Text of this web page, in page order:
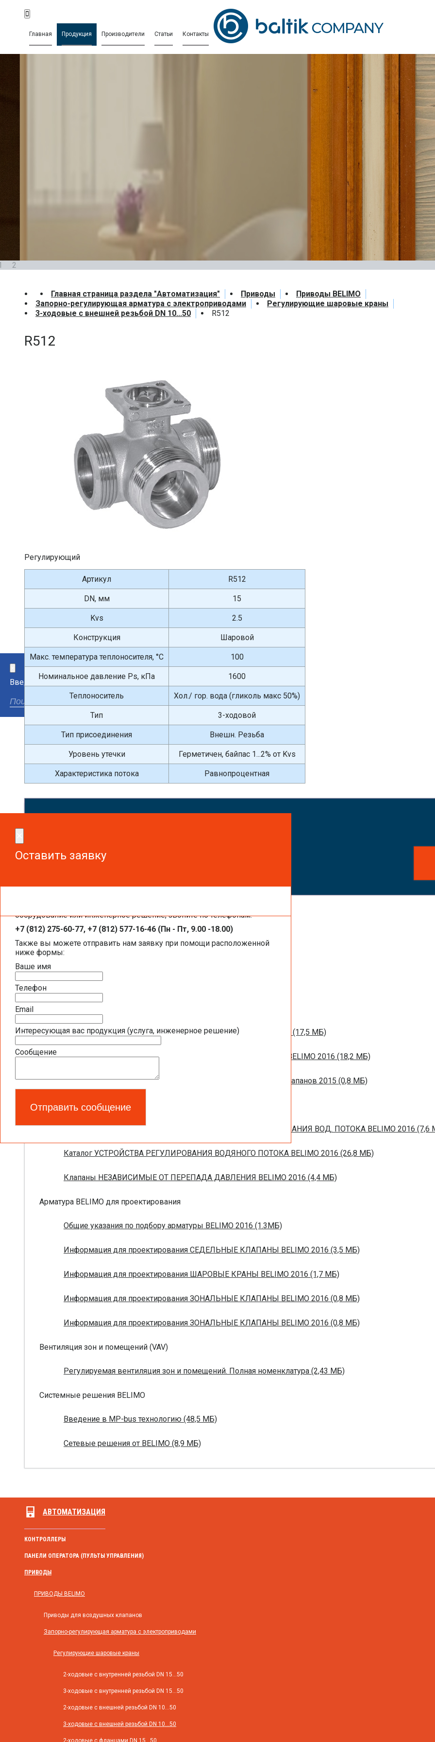
Главная Продукция Производители Статьи Контакты
Введите поисковый запрос
2
Главная страница раздела "Автоматизация" Приводы
Приводы BELIMO
Запорно-регулирующая арматура с электроприводами
Регулирующие шаровые краны
3-ходовые с внешней резьбой DN 10...50
R512
R512
Регулирующий
Артикул R512
DN, мм 15
Kvs 2.5
Конструкция Шаровой
Макс. температура теплоносителя, °С 100
Номинальное давление Ps, кПа 1600
Теплоноситель Хол./ гор. вода (гликоль макс 50%)
Тип 3-ходовой
Тип присоединения Внешн. Резьба
Уровень утечки Герметичен, байпас 1...2% от Kvs
Характеристика потока Равнопроцентная
Оставить заявку
оборудование или инженерное решение, звоните по телефонам:
+7 (812) 275-60-77, +7 (812) 577-16-46 (Пн - Пт, 9.00 -18.00)
Также вы можете отправить нам заявку при помощи расположенной
ниже формы:
Ваше имя
Телефон
Email
Интересующая вас продукция (услуга, инженерное решение)
Сообщение
Оставить заявку
Общая информация BELIMO
Полная номенклатура продукции BELIMO 2016 (1,44 МБ)
Полный обзор электроприводов для систем вентиляции 2016 (17,5 МБ)
Каталог ЭЛЕКТРОПРИВОДЫ ДЛЯ ВОЗДУШНЫХ ЗАСЛОНОК BELIMO 2016 (18,2 МБ)
Новое поколение электроприводов для противопожарных клапанов 2015 (0,8 МБ)
Запорно-регулирующая арматура
Брошюра ПОЛНАЯ НОМЕНКЛАТУРА УСТРОЙСТВ РЕГУЛИРОВАНИЯ ВОД. ПОТОКА BELIMO 2016 (7,6
Каталог УСТРОЙСТВА РЕГУЛИРОВАНИЯ ВОДЯНОГО ПОТОКА BELIMO 2016 (26,8 МБ)
Клапаны НЕЗАВИСИМЫЕ ОТ ПЕРЕПАДА ДАВЛЕНИЯ BELIMO 2016 (4,4 МБ)
Арматура BELIMO для проектирования
Общие указания по подбору арматуры BELIMO 2016 (1.3МБ)
Информация для проектирования СЕДЕЛЬНЫЕ КЛАПАНЫ BELIMO 2016 (3,5 МБ)
Информация для проектирования ШАРОВЫЕ КРАНЫ BELIMO 2016 (1,7 МБ)
Информация для проектирования ЗОНАЛЬНЫЕ КЛАПАНЫ BELIMO 2016 (0,8 МБ)
Информация для проектирования ЗОНАЛЬНЫЕ КЛАПАНЫ BELIMO 2016 (0,8 МБ)
Вентиляция зон и помещений (VAV)
Регулируемая вентиляция зон и помещений. Полная номенклатура (2,43 МБ)
Системные решения BELIMO
Введение в MP-bus технологию (48,5 МБ)
Сетевые решения от BELIMO (8,9 МБ)
АВТОМАТИЗАЦИЯ
КОНТРОЛЛЕРЫ
ПАНЕЛИ ОПЕРАТОРА (ПУЛЬТЫ УПРАВЛЕНИЯ)
ПРИВОДЫ
ПРИВОДЫ BELIMO
Приводы для воздушных клапанов
Запорно-регулирующая арматура с электроприводами
Регулирующие шаровые краны
2-ходовые с внутренней резьбой DN 15...50
3-ходовые с внутренней резьбой DN 15...50
2-ходовые с внешней резьбой DN 10...50
3-ходовые с внешней резьбой DN 10...50
2-ходовые с фланцами DN 15...50